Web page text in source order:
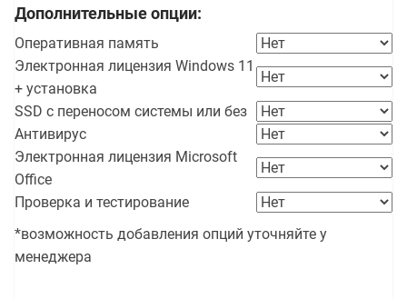
Дополнительные опции:
Оперативная память
Электронная лицензия Windows 11
+ установка
SSD с переносом системы или без
Антивирус
Электронная лицензия Microsoft
Office
Проверка и тестирование
*возможность добавления опций уточняйте у
менеджера